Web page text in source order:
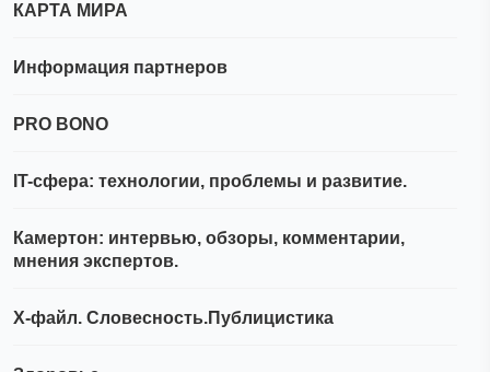
КАРТА МИРА
Информация партнеров
PRO BONO
IT-сфера: технологии, проблемы и развитие.
Камертон: интервью, обзоры, комментарии,
мнения экспертов.
Х-файл. Словесность.Публицистика